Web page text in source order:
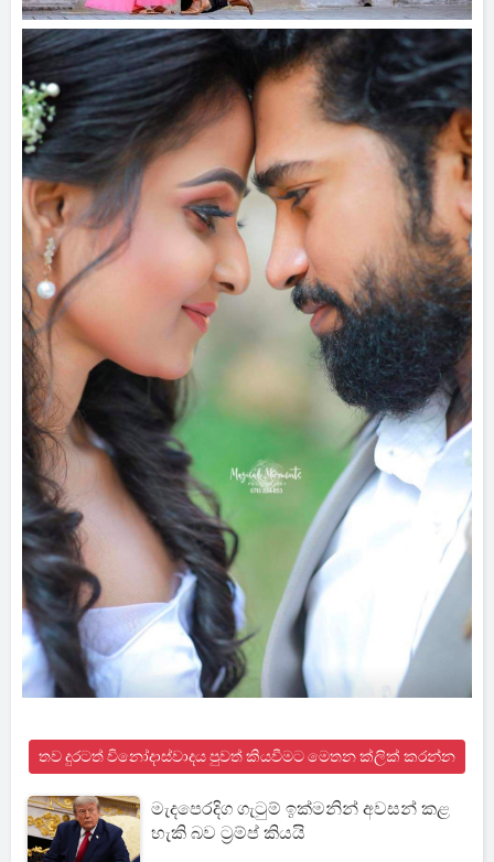
තව දුරටත් විනෝදාස්වාදය පුවත් කියවීමට මෙතන ක්ලික් කරන්න
මැදපෙරදිග ගැටුම් ඉක්මනින් අවසන් කළ
හැකි බව ට්‍රම්ප් කියයි